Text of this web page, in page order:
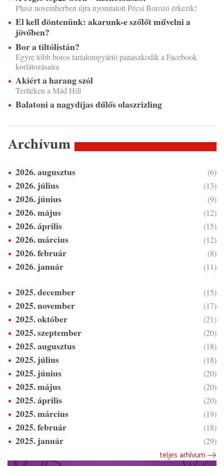
Plusz novemberben újra nyomtatott Pécsi Borozó érkezik!
El kell döntenünk: akarunk-e szőlőt művelni a
jövőben?
Bor a tiltólistán?
Egyre több boros tartalomgyártó panaszkodik a Facebook
korlátozásaira
Akiért a harang szól
Terítéken a Mád Hill
Balatoni a nagydíjas dűlős olaszrizling
Archívum
2026. augusztus (6)
2026. július (13)
2026. június (9)
2026. május (12)
2026. április (15)
2026. március (12)
2026. február (8)
2026. január (11)
2025. december (15)
2025. november (17)
2025. október (21)
2025. szeptember (20)
2025. augusztus (18)
2025. július (18)
2025. június (20)
2025. május (20)
2025. április (20)
2025. március (19)
2025. február (18)
2025. január (29)
teljes arhívum